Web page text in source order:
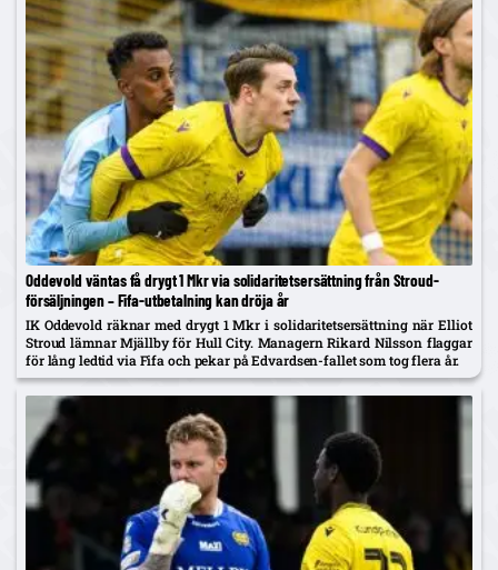
Oddevold väntas få drygt 1 Mkr via solidaritetsersättning från Stroud-
försäljningen – Fifa-utbetalning kan dröja år
IK Oddevold räknar med drygt 1 Mkr i solidaritetsersättning när Elliot
Stroud lämnar Mjällby för Hull City. Managern Rikard Nilsson flaggar
för lång ledtid via Fifa och pekar på Edvardsen-fallet som tog flera år.